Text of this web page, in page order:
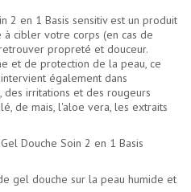
2 en 1 Basis sensitiv est un produit
cibler votre corps (en cas de
propreté et douceur.
et de protection de la peau, ce
également dans
des irritations et des rougeurs
de mais, l'aloe vera, les extraits
Douche Soin 2 en 1 Basis
gel douche sur la peau humide et